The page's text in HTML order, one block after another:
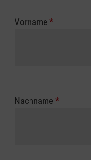
Vorname *
Nachname *